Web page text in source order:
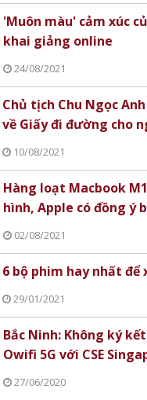
'Muôn màu' cảm xúc
khai giảng online
24/08/2021
Chủ tịch Chu Ngọc
về Giấy đi đường cho
10/08/2021
Hàng loạt Macbook
hình, Apple có đồng ý
02/08/2021
6 bộ phim hay nhất để
29/01/2021
Bắc Ninh: Không ký
Owifi 5G với CSE
27/06/2020